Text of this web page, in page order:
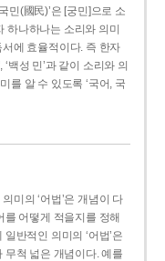
민(國民)’은 [궁민]으로 소
하나하나는 소리와 의미
에 효율적이다. 즉 한자
‘백성 민’과 같이 소리와 의
를 알 수 있도록 ‘국어, 국
미의 ‘어법’은 개념이 다
를 어떻게 적을지를 정해
반적인 의미의 ‘어법’은
무척 넓은 개념이다. 예를